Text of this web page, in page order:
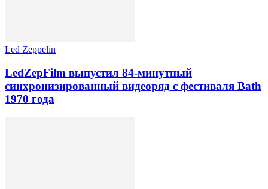
Led Zeppelin
LedZepFilm выпустил 84-минутный
синхронизированный видеоряд с фестиваля Bath
1970 года